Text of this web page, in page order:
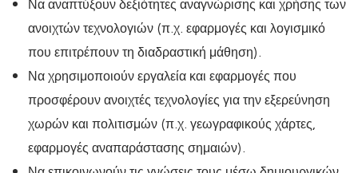
ανοιχτών τεχνολογιών (π.χ. εφαρμογές και λογισμικό
που επιτρέπουν τη διαδραστική μάθηση).
Να χρησιμοποιούν εργαλεία και εφαρμογές που
προσφέρουν ανοιχτές τεχνολογίες για την εξερεύνηση
χωρών και πολιτισμών (π.χ. γεωγραφικούς χάρτες,
εφαρμογές αναπαράστασης σημαιών).